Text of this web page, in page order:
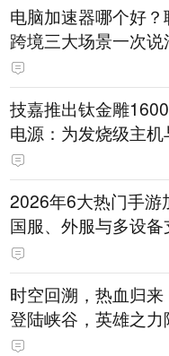
电脑加速器哪个好？
跨境三大场景一次说
技嘉推出钛金雕
电源：为发烧级主
打造旗舰供电方案
2026年6大热门手游
国服、外服与多设备
时空回溯，热血归
登陆峡谷，英雄之
斗！